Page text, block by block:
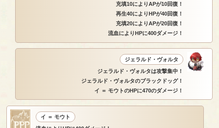
充填10によりAPが10回復！
再生40によりHPが40回復！
充填20によりAPが20回復！
流血によりHPに400ダメージ！
ジェラルド・ヴォルタ
ジェラルド・ヴォルタは攻撃集中！
ジェラルド・ヴォルタのブラックドッグ！
イ ＝ モウトのHPに470のダメージ！
イ ＝ モウト